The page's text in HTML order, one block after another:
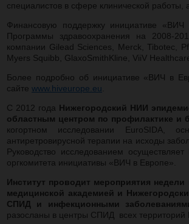
специалистов в сфере клинической работы,
Финансовую поддержку инициативе
Программы здравоохранения на 2008-
компании Gilead Sciences, Merck, Tibotec,
Myers Squibb, GlaxoSmithKline, ViiV
Более подробно об инициативе «ВИЧ в
сайте www.hiveurope.eu
С 2012 года Нижегородский НИИ
областным центром по профилактике и
когортном исследовании EuroSIDA,
антиретровирусной терапии на исходы
Руководство исследованием
оргкомитета инициативы «ВИЧ в Европе».
Институт проводит мероприятия
медицинской академией и
СПИД и инфекционными
разосланы в центры СПИД всех территорий